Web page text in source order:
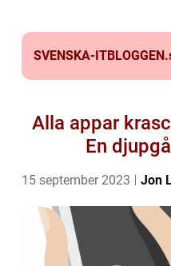
SVENSKA-ITBLOGGEN.
Alla appar
En
15 september 2023 Jon